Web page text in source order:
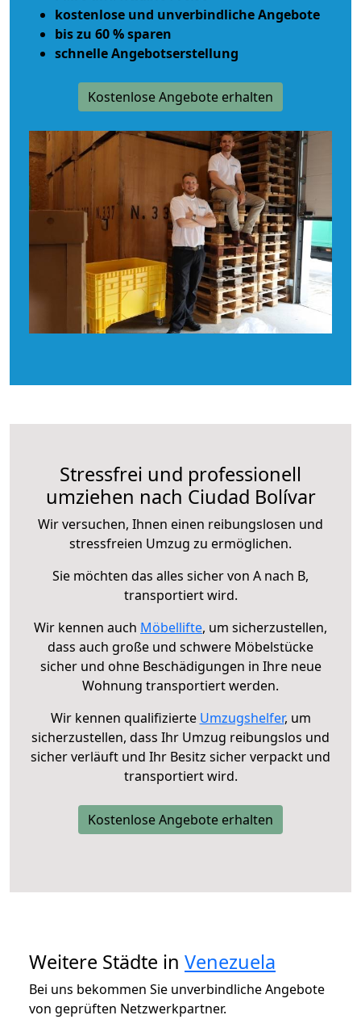
kostenlose und unverbindliche Angebote
bis zu 60 % sparen
schnelle Angebotserstellung
Kostenlose Angebote erhalten
Stressfrei und professionell
umziehen nach Ciudad Bolívar
Wir versuchen, Ihnen einen reibungslosen und
stressfreien Umzug zu ermöglichen.
Sie möchten das alles sicher von A nach B,
transportiert wird.
Wir kennen auch Möbellifte, um sicherzustellen,
dass auch große und schwere Möbelstücke
sicher und ohne Beschädigungen in Ihre neue
Wohnung transportiert werden.
Wir kennen qualifizierte Umzugshelfer, um
sicherzustellen, dass Ihr Umzug reibungslos und
sicher verläuft und Ihr Besitz sicher verpackt und
transportiert wird.
Kostenlose Angebote erhalten
Weitere Städte in Venezuela
Bei uns bekommen Sie unverbindliche Angebote
von geprüften Netzwerkpartner.